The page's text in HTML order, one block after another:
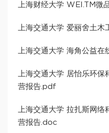
上海财经大学 WEI.TM微
上海交通大学 爱丽舍土
上海交通大学 海角公益
上海交通大学 居怡乐环
营报告.pdf
上海交通大学 拉扎斯网
营报告.doc